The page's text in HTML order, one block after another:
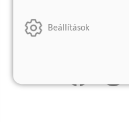
Szállítási információk
Beállítások